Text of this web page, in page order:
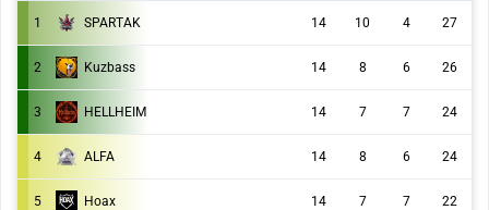
1 SPARTAK 14 10 4 27
2 Kuzbass 14 8 6 26
3 HELLHEIM 14 7 7 24
4 ALFA 14 8 6 24
5 Hoax 14 7 7 22